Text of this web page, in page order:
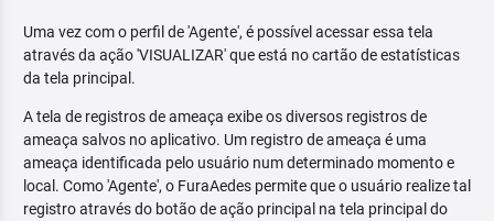
Uma vez com o perfil de 'Agente', é possível acessar essa tela
através da ação 'VISUALIZAR' que está no cartão de estatísticas
da tela principal.
A tela de registros de ameaça exibe os diversos registros de
ameaça salvos no aplicativo. Um registro de ameaça é uma
ameaça identificada pelo usuário num determinado momento e
local. Como 'Agente', o FuraAedes permite que o usuário realize tal
registro através do botão de ação principal na tela principal do